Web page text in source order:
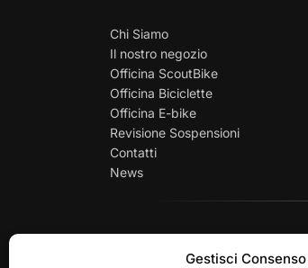
Gestisci Consenso
Chi Siamo
Il nostro negozio
Officina ScoutBike
Officina Biciclette
Officina E-bike
Revisione Sospensioni
Contatti
News